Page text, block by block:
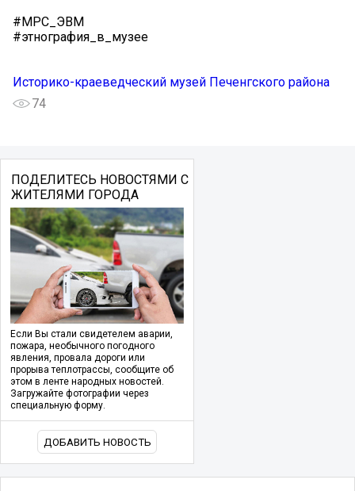
#МРС_ЭВМ
#этнография_в_музее
Историко-краеведческий музей Печенгского района
74
ПОДЕЛИТЕСЬ НОВОСТЯМИ С
ЖИТЕЛЯМИ ГОРОДА
Если Вы стали свидетелем аварии,
пожара, необычного погодного
явления, провала дороги или
прорыва теплотрассы, сообщите об
этом в ленте народных новостей.
Загружайте фотографии через
специальную форму.
ДОБАВИТЬ НОВОСТЬ